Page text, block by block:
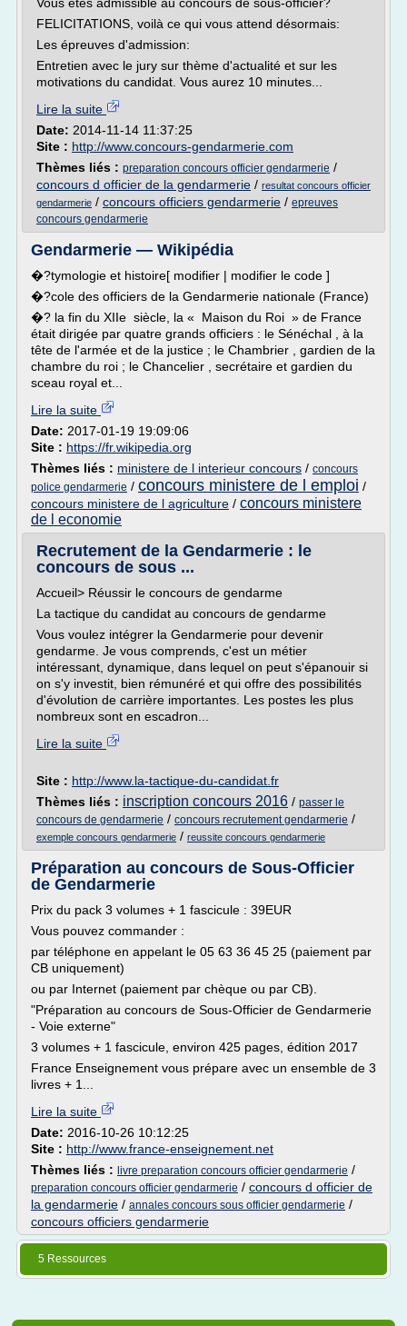
FELICITATIONS, voilà ce qui vous attend désormais:
Les épreuves d'admission:
Entretien avec le jury sur thème d'actualité et sur les
motivations du candidat. Vous aurez 10 minutes...
Lire la suite
Date: 2014-11-14 11:37:25
Site : http://www.concours-gendarmerie.com
Thèmes liés : preparation concours officier gendarmerie /
concours d officier de la gendarmerie / resultat concours officier
gendarmerie / concours officiers gendarmerie / epreuves
concours gendarmerie
Gendarmerie — Wikipédia
�?tymologie et histoire[ modifier | modifier le code ]
�?cole des officiers de la Gendarmerie nationale (France)
�? la fin du XIIe siècle, la « Maison du Roi » de France
était dirigée par quatre grands officiers : le Sénéchal , à la
tête de l'armée et de la justice ; le Chambrier , gardien de la
chambre du roi ; le Chancelier , secrétaire et gardien du
sceau royal et...
Lire la suite
Date: 2017-01-19 19:09:06
Site : https://fr.wikipedia.org
Thèmes liés : ministere de l interieur concours / concours
police gendarmerie / concours ministere de l emploi /
concours ministere de l agriculture / concours ministere
de l economie
Recrutement de la Gendarmerie : le
concours de sous ...
Accueil> Réussir le concours de gendarme
La tactique du candidat au concours de gendarme
Vous voulez intégrer la Gendarmerie pour devenir
gendarme. Je vous comprends, c'est un métier
intéressant, dynamique, dans lequel on peut s'épanouir si
on s'y investit, bien rémunéré et qui offre des possibilités
d'évolution de carrière importantes. Les postes les plus
nombreux sont en escadron...
Lire la suite
Site : http://www.la-tactique-du-candidat.fr
Thèmes liés : inscription concours 2016 / passer le
concours de gendarmerie / concours recrutement gendarmerie /
exemple concours gendarmerie / reussite concours gendarmerie
Préparation au concours de Sous-Officier
de Gendarmerie
Prix du pack 3 volumes + 1 fascicule : 39EUR
Vous pouvez commander :
par téléphone en appelant le 05 63 36 45 25 (paiement par
CB uniquement)
ou par Internet (paiement par chèque ou par CB).
"Préparation au concours de Sous-Officier de Gendarmerie
- Voie externe"
3 volumes + 1 fascicule, environ 425 pages, édition 2017
France Enseignement vous prépare avec un ensemble de 3
livres + 1...
Lire la suite
Date: 2016-10-26 10:12:25
Site : http://www.france-enseignement.net
Thèmes liés : livre preparation concours officier gendarmerie /
preparation concours officier gendarmerie / concours d officier de
la gendarmerie / annales concours sous officier gendarmerie /
concours officiers gendarmerie
5 Ressources